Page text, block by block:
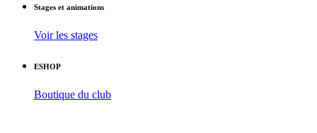
Stages et animations
Voir les stages
ESHOP
Boutique du club